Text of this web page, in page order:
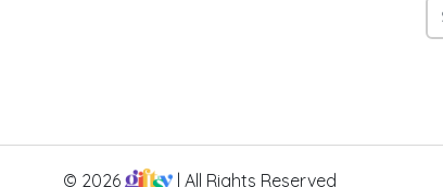
© 2026 | All Rights Reserved